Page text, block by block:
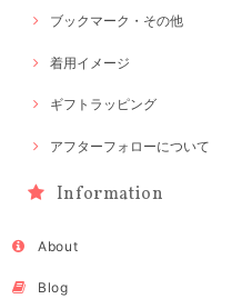
ブックマーク・その他
着用イメージ
ギフトラッピング
アフターフォローについて
Information
About
Blog